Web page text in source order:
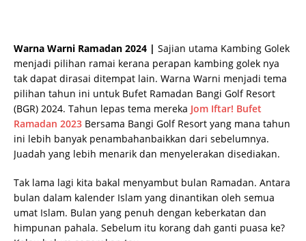
Warna Warni Ramadan 2024 | Sajian utama Kambing Golek
menjadi pilihan ramai kerana perapan kambing golek nya
tak dapat dirasai ditempat lain. Warna Warni menjadi tema
pilihan tahun ini untuk Bufet Ramadan Bangi Golf Resort
(BGR) 2024. Tahun lepas tema mereka Jom Iftar! Bufet
Ramadan 2023 Bersama Bangi Golf Resort yang mana tahun
ini lebih banyak penambahanbaikkan dari sebelumnya.
Juadah yang lebih menarik dan menyelerakan disediakan.
Tak lama lagi kita bakal menyambut bulan Ramadan. Antara
bulan dalam kalender Islam yang dinantikan oleh semua
umat Islam. Bulan yang penuh dengan keberkatan dan
himpunan pahala. Sebelum itu korang dah ganti puasa ke?